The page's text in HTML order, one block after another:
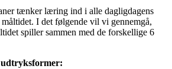
tænker læring ind i alle dagligdagens
I det følgende vil vi gennemgå,
spiller sammen med de forskellige 6